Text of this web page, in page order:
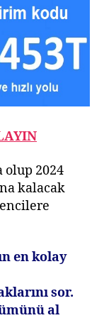
olup 2024
kalacak
en kolay
sor.
al